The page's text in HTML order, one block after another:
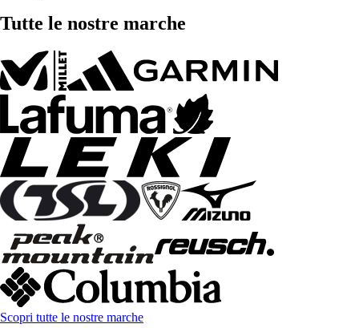
Tutte le nostre marche
Scopri tutte le nostre marche